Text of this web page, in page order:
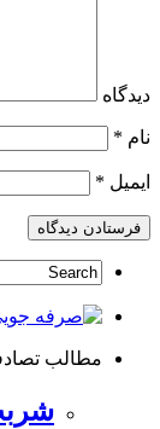
دیدگاه
نام *
ایمیل *
مطالب